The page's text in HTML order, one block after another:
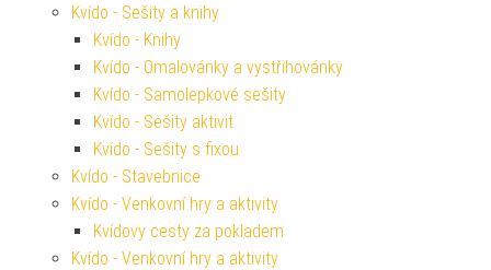
Kvído - Sešity a knihy
Kvído - Knihy
Kvído - Omalovánky a vystřihovánky
Kvído - Samolepkové sešity
Kvído - Sešity aktivit
Kvído - Sešity s fixou
Kvído - Stavebnice
Kvído - Venkovní hry a aktivity
Kvídovy cesty za pokladem
Kvído - Venkovní hry a aktivity